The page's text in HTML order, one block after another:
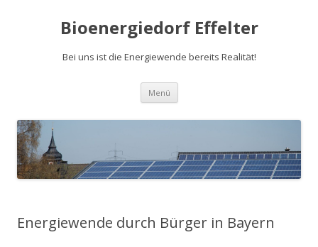
Bioenergiedorf Effelter
Bei uns ist die Energiewende bereits Realität!
Menü Zum Inhalt springen
Energiewende durch Bürger in Bayern